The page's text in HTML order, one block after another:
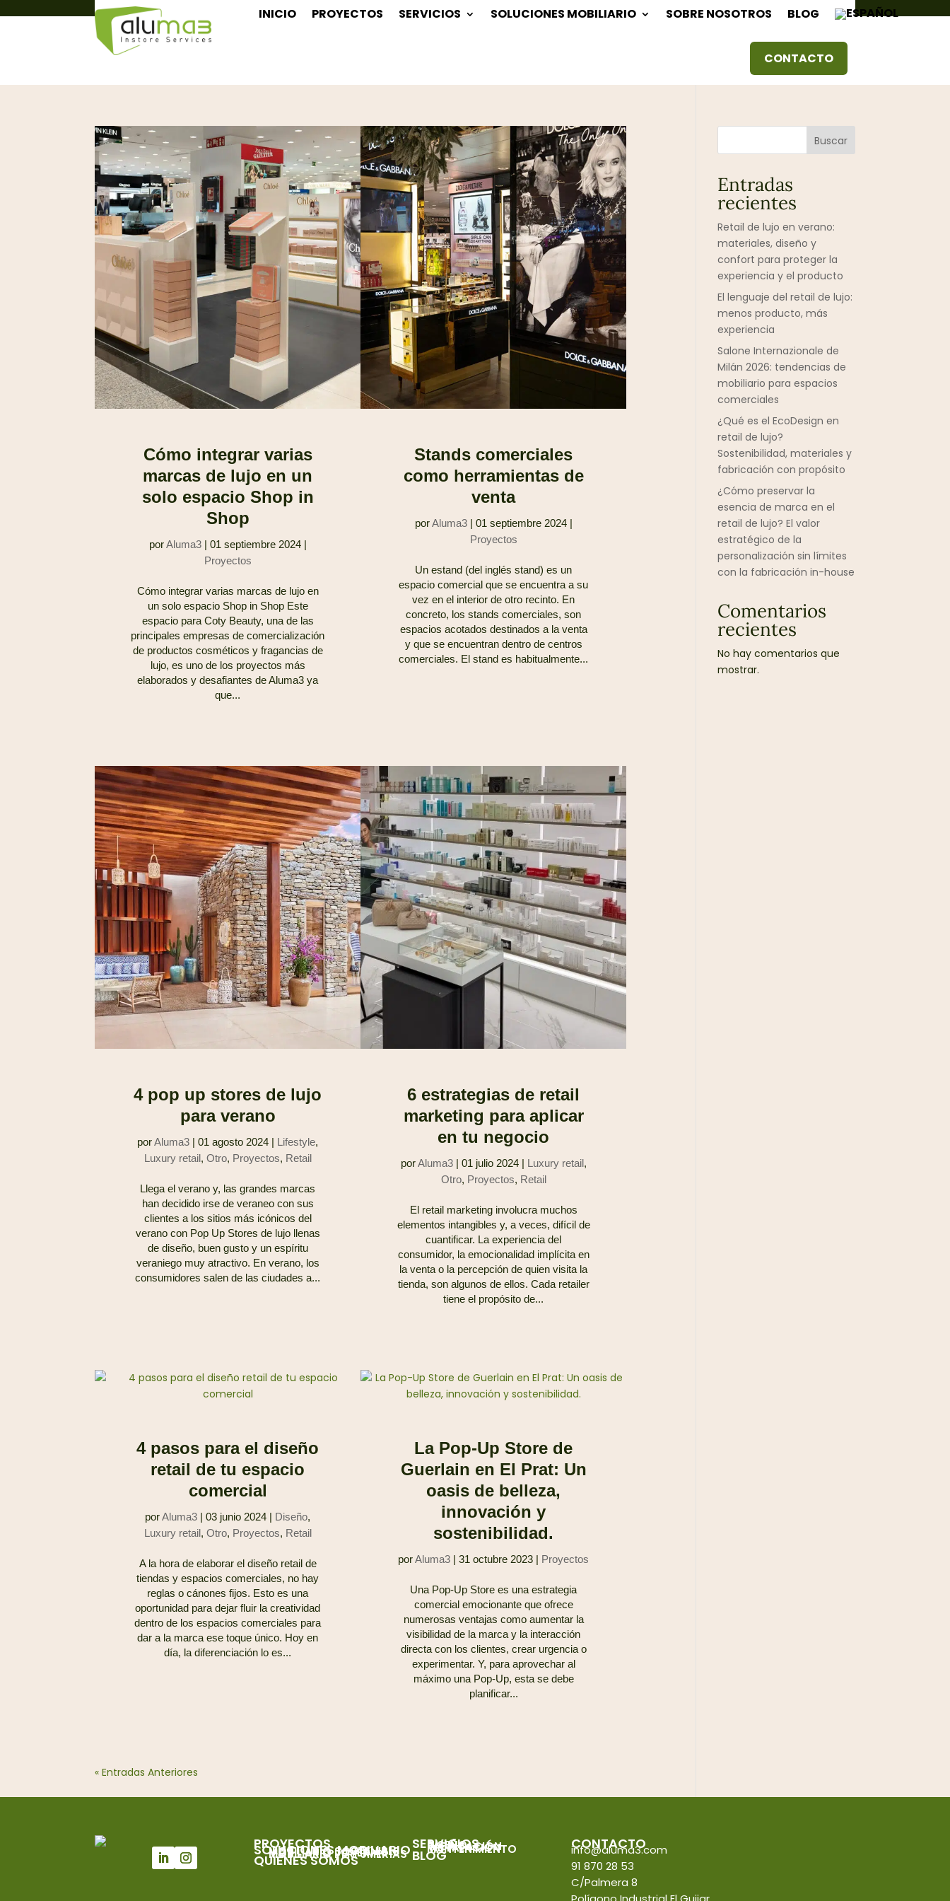
info@aluma3.com +34 91 870 28 53
INICIO PROYECTOS SERVICIOS SOLUCIONES MOBILIARIO SOBRE NOSOTROS BLOG
CONTACTO
Cómo integrar varias
marcas de lujo en un
solo espacio Shop in
Shop
porAluma3| 01 septiembre 2024|
Proyectos
Cómo integrar varias marcas de lujo en
un solo espacio Shop in Shop Este
espacio para Coty Beauty, una de las
principales empresas de comercialización
de productos cosméticos y fragancias de
lujo, es uno de los proyectos más
elaborados y desafiantes de Aluma3 ya
que...
Stands comerciales
como herramientas de
venta
porAluma3| 01 septiembre 2024|
Proyectos
Un estand (del inglés stand) es un
espacio comercial que se encuentra a su
vez en el interior de otro recinto. En
concreto, los stands comerciales, son
espacios acotados destinados a la venta
y que se encuentran dentro de centros
comerciales. El stand es habitualmente...
4 pop up stores de lujo
para verano
porAluma3 |01 agosto 2024 | Lifestyle,
Luxury retail, Otro, Proyectos, Retail
Llega el verano y, las grandes marcas
han decidido irse de veraneo con sus
clientes a los sitios más icónicos del
verano con Pop Up Stores de lujo llenas
de diseño, buen gusto y un espíritu
veraniego muy atractivo. En verano, los
consumidores salen de las ciudades a...
6 estrategias de retail
marketing para aplicar
en tu negocio
porAluma3| 01 julio 2024| Luxury retail,
Otro, Proyectos, Retail
El retail marketing involucra muchos
elementos intangibles y, a veces, difícil de
cuantificar. La experiencia del
consumidor, la emocionalidad implícita en
la venta o la percepción de quien visita la
tienda, son algunos de ellos. Cada retailer
tiene el propósito de...
4 pasos para el diseño
retail de tu espacio
comercial
porAluma3 |03 junio 2024 | Diseño,
Luxury retail, Otro, Proyectos, Retail
A la hora de elaborar el diseño retail de
tiendas y espacios comerciales, no hay
reglas o cánones fijos. Esto es una
oportunidad para dejar fluir la creatividad
dentro de los espacios comerciales para
dar a la marca ese toque único. Hoy en
día, la diferenciación lo es...
La Pop-Up Store de
Guerlain en El Prat: Un
oasis de belleza,
innovación y
sostenibilidad.
porAluma3 |31 octubre 2023 | Proyectos
Una Pop-Up Store es una estrategia
comercial emocionante que ofrece
numerosas ventajas como aumentar la
visibilidad de la marca y la interacción
directa con los clientes, crear urgencia o
experimentar. Y, para aprovechar al
máximo una Pop-Up, esta se debe
planificar...
« Entradas Anteriores
Buscar
Entradas
recientes
Retail de lujo en verano:
materiales, diseño y
confort para proteger la
experiencia y el producto
El lenguaje del retail de lujo:
menos producto, más
experiencia
Salone Internazionale de
Milán 2026: tendencias de
mobiliario para espacios
comerciales
¿Qué es el EcoDesign en
retail de lujo?
Sostenibilidad, materiales y
fabricación con propósito
¿Cómo preservar la
esencia de marca en el
retail de lujo? El valor
estratégico de la
personalización sin límites
con la fabricación in-house
Comentarios
recientes
No hay comentarios que
mostrar.
PROYECTOS
SOLUCIONES MOBILIARIO
MOBILIARIO SOSTENIBLE
MOBILIARIO JOYERÍAS
MOBILIARIO PERFUMERÍAS
QUIÉNES SOMOS
SERVICIOS
DISEÑO
FABRICACIÓN
INSTALACIÓN
MANTENIMIENTO
BLOG
CONTACTO
info@aluma3.com
91 870 28 53
C/Palmera 8